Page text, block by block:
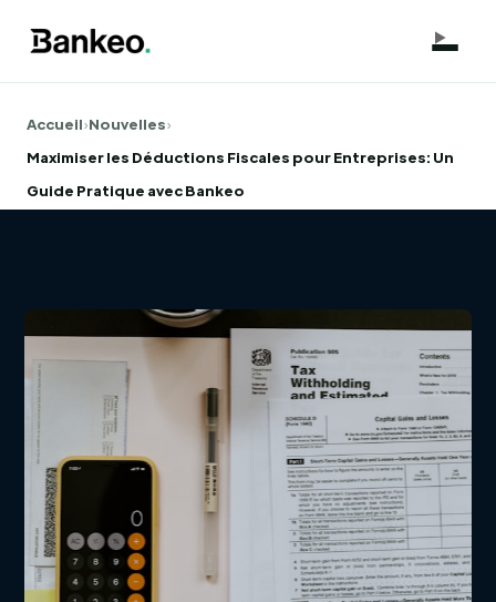
Accueil›Nouvelles›
Maximiser les Déductions Fiscales pour Entreprises: Un
Guide Pratique avec Bankeo